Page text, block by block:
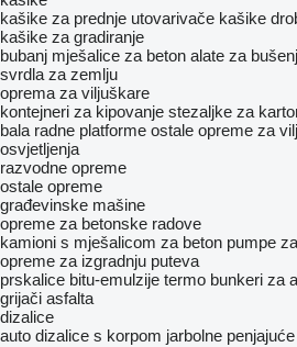
kašike za prednje utovarivače kašike
kašike za gradiranje
bubanj mješalice za beton alate za
svrdla za zemlju
oprema za viljuškare
kontejneri za kipovanje stezaljke za
bala radne platforme ostale opreme za
osvjetljenja
razvodne opreme
ostale opreme
građevinske mašine
opreme za betonske radove
kamioni s mješalicom za beton pumpe
opreme za izgradnju puteva
prskalice bitu-emulzije termo bunkeri za
grijači asfalta
dizalice
auto dizalice s korpom jarbolne